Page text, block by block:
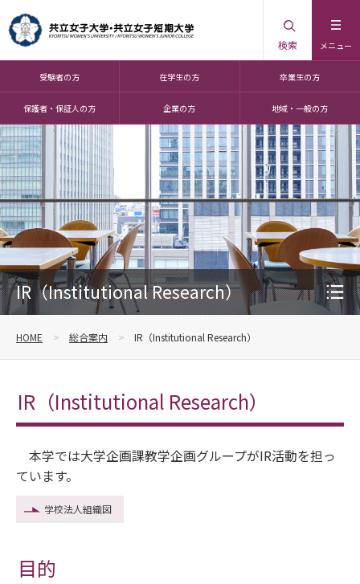
メニュー
検索
受験者の方 在学生の方 卒業生の方
保護者・保証人の方 企業の方 地域・一般の方
IR（Institutional Research）
HOME 総合案内 IR（Institutional Research）
IR（Institutional Research）
本学では大学企画課教学企画グループがIR活動を担っ
ています。
学校法人組織図
目的